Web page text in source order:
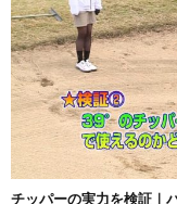
チッパーの実力を検証｜